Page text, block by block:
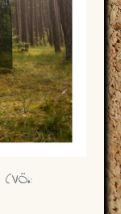
(VÖ.: